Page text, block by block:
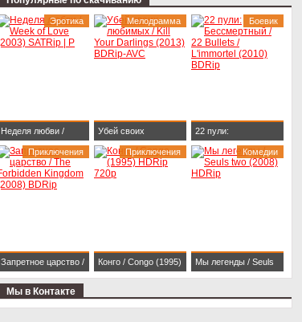
(2010) BDRip
Неделя любви /
Week of Love (2003)
SATRip | P
Эротика
Убей своих
любимых / Kill Your
Darlings (2013)
Мелодрамма
22 пули:
Бессмертный / 22
Bullets / L'immortel
Боевик
Запретное царство /
The Forbidden
Приключения
Конго / Congo (1995)
Приключения
Мы легенды / Seuls
Комедии
Мы в Контакте